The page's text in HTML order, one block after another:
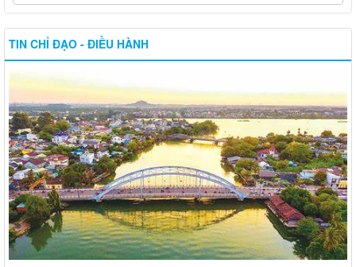
TIN CHỈ ĐẠO - ĐIỀU HÀNH